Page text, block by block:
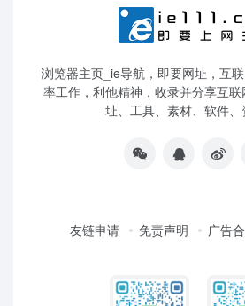
浏览器主页_ie导航，即要网址，互
率工作，利他精神，收录并分享互
址、工具、素材、软件、
友链申请 免责声明 广告